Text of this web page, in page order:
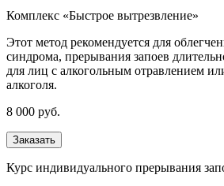
Комплекс «Быстрое вытрезвление»
Этот метод рекомендуется для
синдрома, прерывания запоев
для лиц с алкогольным отравлением
алкоголя.
8 000 руб.
Заказать
Курс индивидуального прерывания